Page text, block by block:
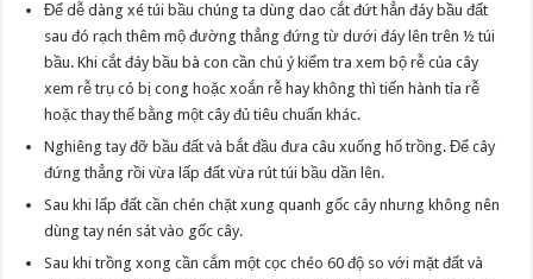
Để dễ dàng xé túi bầu chúng ta dùng dao cắt đứt hẳn đáy bầu đất
sau đó rạch thêm mộ đường thẳng đứng từ dưới đáy lên trên ½ túi
bầu. Khi cắt đáy bầu bà con cần chú ý kiểm tra xem bộ rễ của cây
xem rễ trụ có bị cong hoặc xoắn rễ hay không thì tiến hành tỉa rễ
hoặc thay thế bằng một cây đủ tiêu chuẩn khác.
Nghiêng tay đỡ bầu đất và bắt đầu đưa câu xuống hố trồng. Để cây
đứng thẳng rồi vừa lấp đất vừa rút túi bầu dần lên.
Sau khi lấp đất cần chén chặt xung quanh gốc cây nhưng không nên
dùng tay nén sát vào gốc cây.
Sau khi trồng xong cần cắm một cọc chéo 60 độ so với mặt đất và